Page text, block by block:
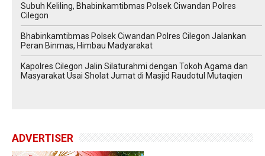
Subuh Keliling, Bhabinkamtibmas Polsek Ciwandan Polres
Cilegon
Bhabinkamtibmas Polsek Ciwandan Polres Cilegon Jalankan
Peran Binmas, Himbau Madyarakat
Kapolres Cilegon Jalin Silaturahmi dengan Tokoh Agama dan
Masyarakat Usai Sholat Jumat di Masjid Raudotul Mutaqien
ADVERTISER